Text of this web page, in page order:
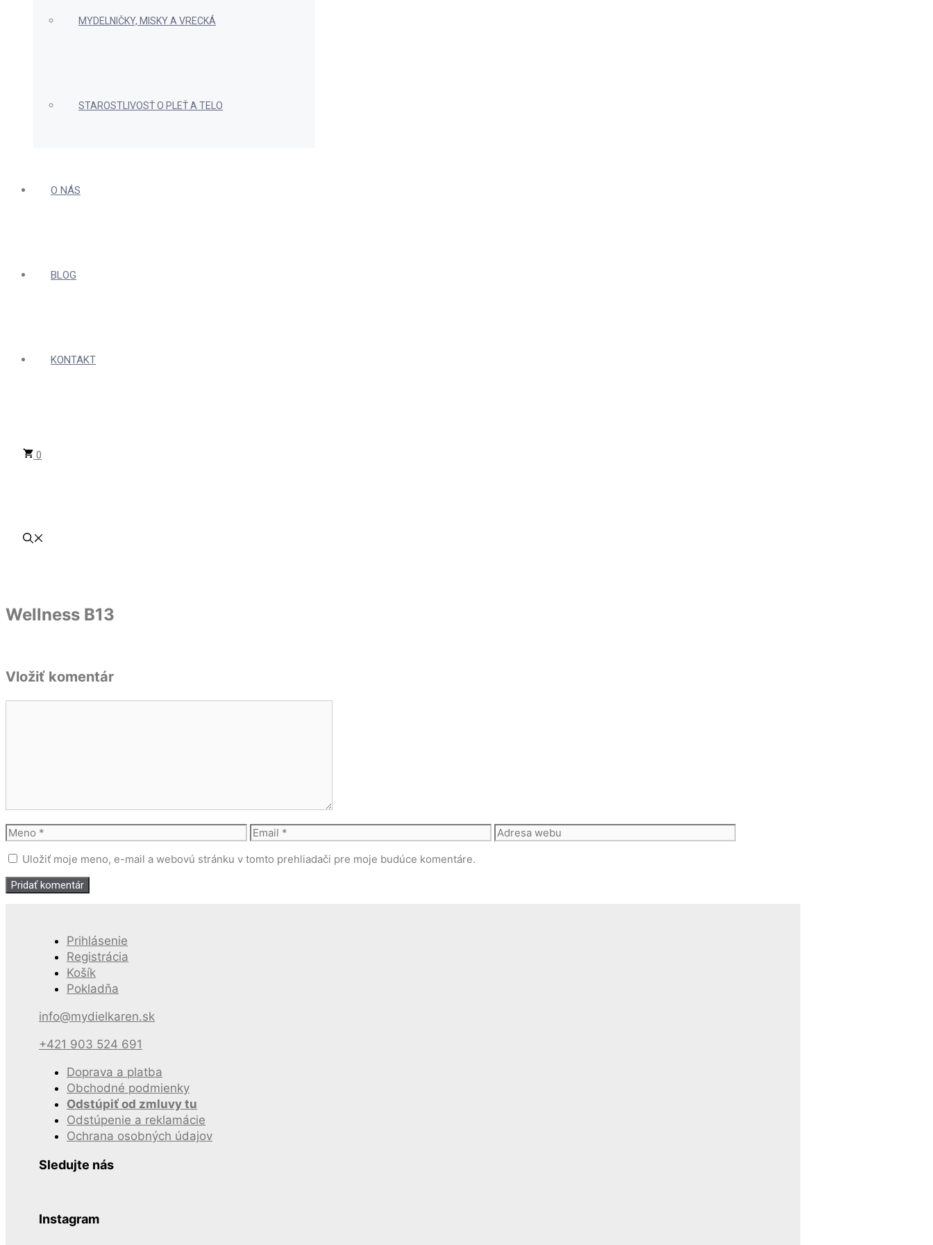
MYDELNIČKY, MISKY A VRECKÁ
STAROSTLIVOSŤ O PLEŤ A TELO
O NÁS
BLOG
KONTAKT
0
Wellness B13
Vložiť komentár
Meno Email
Adresa
webu
Uložiť moje meno, e-mail a webovú stránku v tomto prehliadači pre moje budúce komentáre.
Prihlásenie
Registrácia
Košík
Pokladňa
info@mydielkaren.sk
+421 903 524 691
Doprava a platba
Obchodné podmienky
Odstúpiť od zmluvy tu
Odstúpenie a reklamácie
Ochrana osobných údajov
Sledujte nás
Instagram